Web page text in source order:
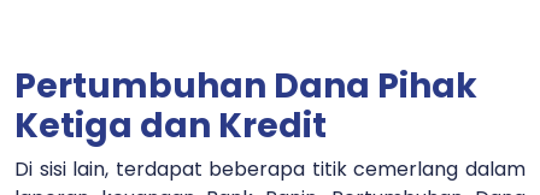
Pertumbuhan Dana Pihak
Ketiga dan Kredit
Di sisi lain, terdapat beberapa titik cemerlang dalam